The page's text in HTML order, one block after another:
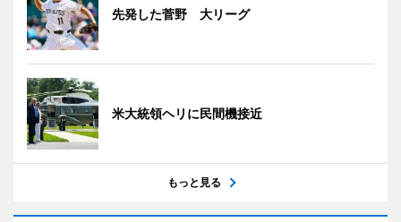
先発した菅野 大リーグ
米大統領ヘリに民間機接近
もっと見る